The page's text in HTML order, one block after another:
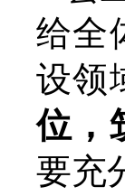
给全
设领
位，
要充